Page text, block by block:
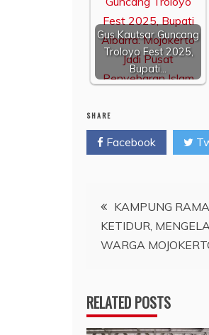
Gus Kautsar Guncang
Troloyo Fest 2025,
Bupati…
SHARE
Facebook
Navigasi
pos
KAMPUNG
KETIDUR,
WARGA
RELATED POSTS